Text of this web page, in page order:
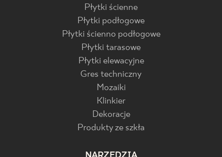
Płytki ścienne
Płytki podłogowe
Płytki ścienno podłogowe
Płytki tarasowe
Płytki elewacyjne
Gres techniczny
Mozaiki
Klinkier
Dekoracje
Produkty ze szkła